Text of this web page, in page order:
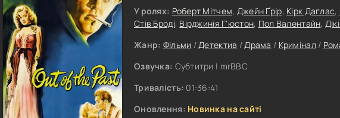
У ролях: Роберт Мітчем, Джейн Ґрір, Кірк Даґлас,
Стів Броді, Вірджинія Г'юстон, Пол Валентайн,
Жанр: Фільми /Детектив /Драма / Кримінал /
Озвучка: Субтитри | mrBBC
Тривалість: 01:36:41
Оновлення: Новинка на сайті